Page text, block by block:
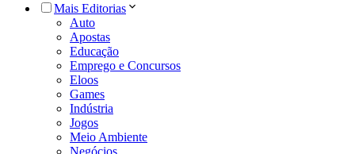
Mais Editorias
Auto
Apostas
Educação
Emprego e Concursos
Eloos
Games
Indústria
Jogos
Meio Ambiente
Negócios